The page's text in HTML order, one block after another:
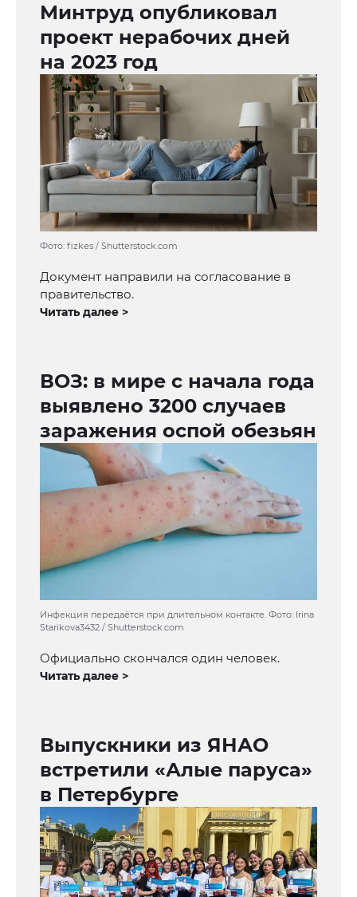
Минтруд опубликовал
проект нерабочих дней
на 2023 год
Фото: fizkes / Shutterstock.com
Документ направили на согласование в
правительство.
Читать далее >
ВОЗ: в мире с начала года
выявлено 3200 случаев
заражения оспой обезьян
Инфекция передаётся при длительном контакте. Фото: Irina
Starikova3432 / Shutterstock.com
Официально скончался один человек.
Читать далее >
Выпускники из ЯНАО
встретили «Алые паруса»
в Петербурге